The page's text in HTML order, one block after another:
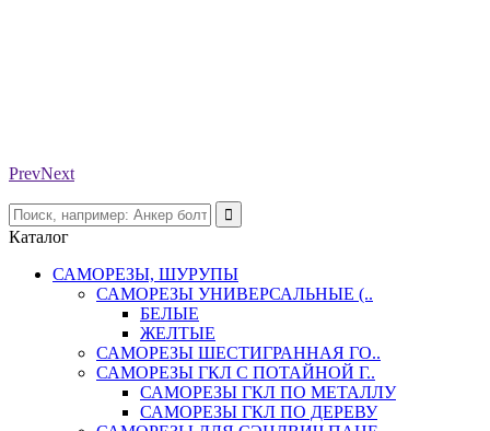
PrevNext
Каталог
САМОРЕЗЫ, ШУРУПЫ
САМОРЕЗЫ УНИВЕРСАЛЬНЫЕ (..
БЕЛЫЕ
ЖЕЛТЫЕ
САМОРЕЗЫ ШЕСТИГРАННАЯ ГО..
САМОРЕЗЫ ГКЛ С ПОТАЙНОЙ Г..
САМОРЕЗЫ ГКЛ ПО МЕТАЛЛУ
САМОРЕЗЫ ГКЛ ПО ДЕРЕВУ